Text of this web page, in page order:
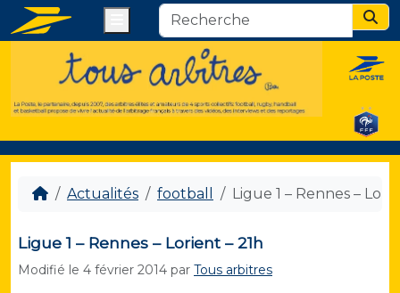
Actualités football Ligue 1 – Rennes –
Ligue 1 – Rennes – Lorient – 21h
Modifié le 4 février 2014 par Tous arbitres